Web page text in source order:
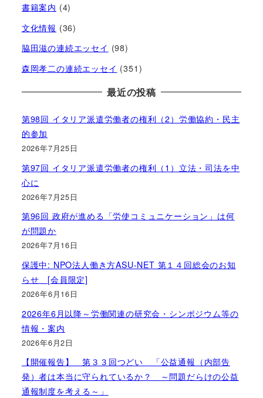
書籍案内 (4)
文化情報 (36)
脇田滋の連続エッセイ (98)
森岡孝二の連続エッセイ (351)
最近の投稿
第98回 イタリア派遣労働者の権利（2）労働協約・民主
的参加
2026年7月25日
第97回 イタリア派遣労働者の権利（1）立法・司法を中
心に
2026年7月25日
第96回 政府が進める「労使コミュニケーション」は何
が問題か
2026年7月16日
保護中: NPO法人働き方ASU-NET 第１４回総会のお知
らせ [会員限定]
2026年6月16日
2026年6月以降～労働関連の研究会・シンポジウム等の
情報・案内
2026年6月2日
【開催報告】 第３３回つどい 「公益通報（内部告
発）者は本当に守られているか？ ～問題だらけの公益
通報制度を考える～」